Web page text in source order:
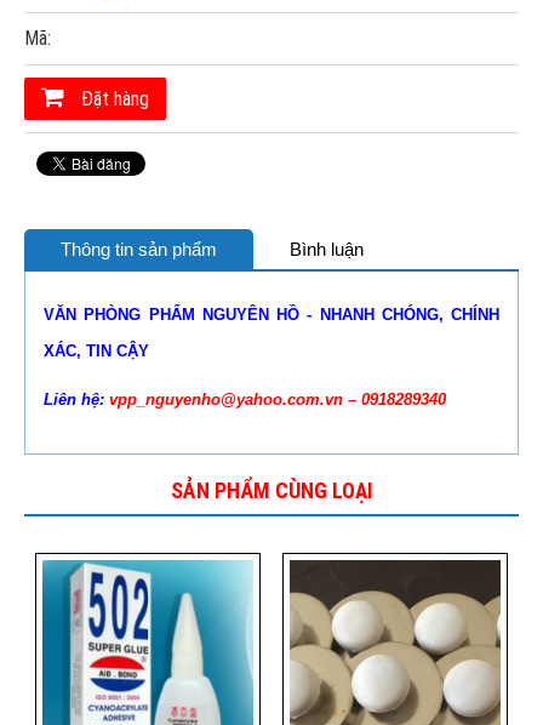
Mã:
Đặt hàng
Thông tin sản phẩm Bình luận
VĂN PHÒNG PHẨM NGUYÊN HỒ - NHANH CHÓNG, CHÍNH
XÁC, TIN CẬY
Liên hệ: vpp_nguyenho@yahoo.com.vn – 0918289340
SẢN PHẨM CÙNG LOẠI